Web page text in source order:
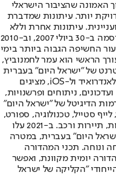
האמונה שהציבור הישראלי
יותר. עיתונות שמדברת
עיתונות אחרת וללא
תשלום. המהדורה המודפסת הראשונה פורסמה ב-30 ביולי 2007, וב-2010
החשיפה הגבוה ביותר בימי
הראשי הוא עמר לחמנוביץ,
של "ישראל היום" בעברית
ובאנגלית, כמו כן היישומונים (אפליקציות) לאנדרואיד ול-iOS, מציגים
ניתוחים ופרשנויות,
הדיגיטל של "ישראל היום"
סטייל, טכנולוגיה, ספורט,
כלכלה וצרכנות, בריאות, חיילים, אוכל, יהדות, תיירות ורכב. ב-2021 עלו
היום" בעברית, במטרה
ונוחה. תכני המהדורה
יומית מקוונת, ואפשר
"הקליקה של ישראל